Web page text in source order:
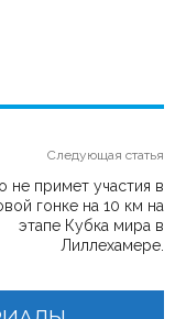
Следующая статья
не примет участия в
гонке на 10 км на
этапе Кубка мира в
Лиллехамере.